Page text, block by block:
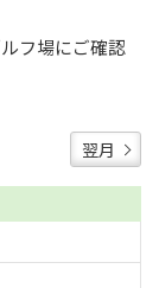
フ場にご確認
翌月